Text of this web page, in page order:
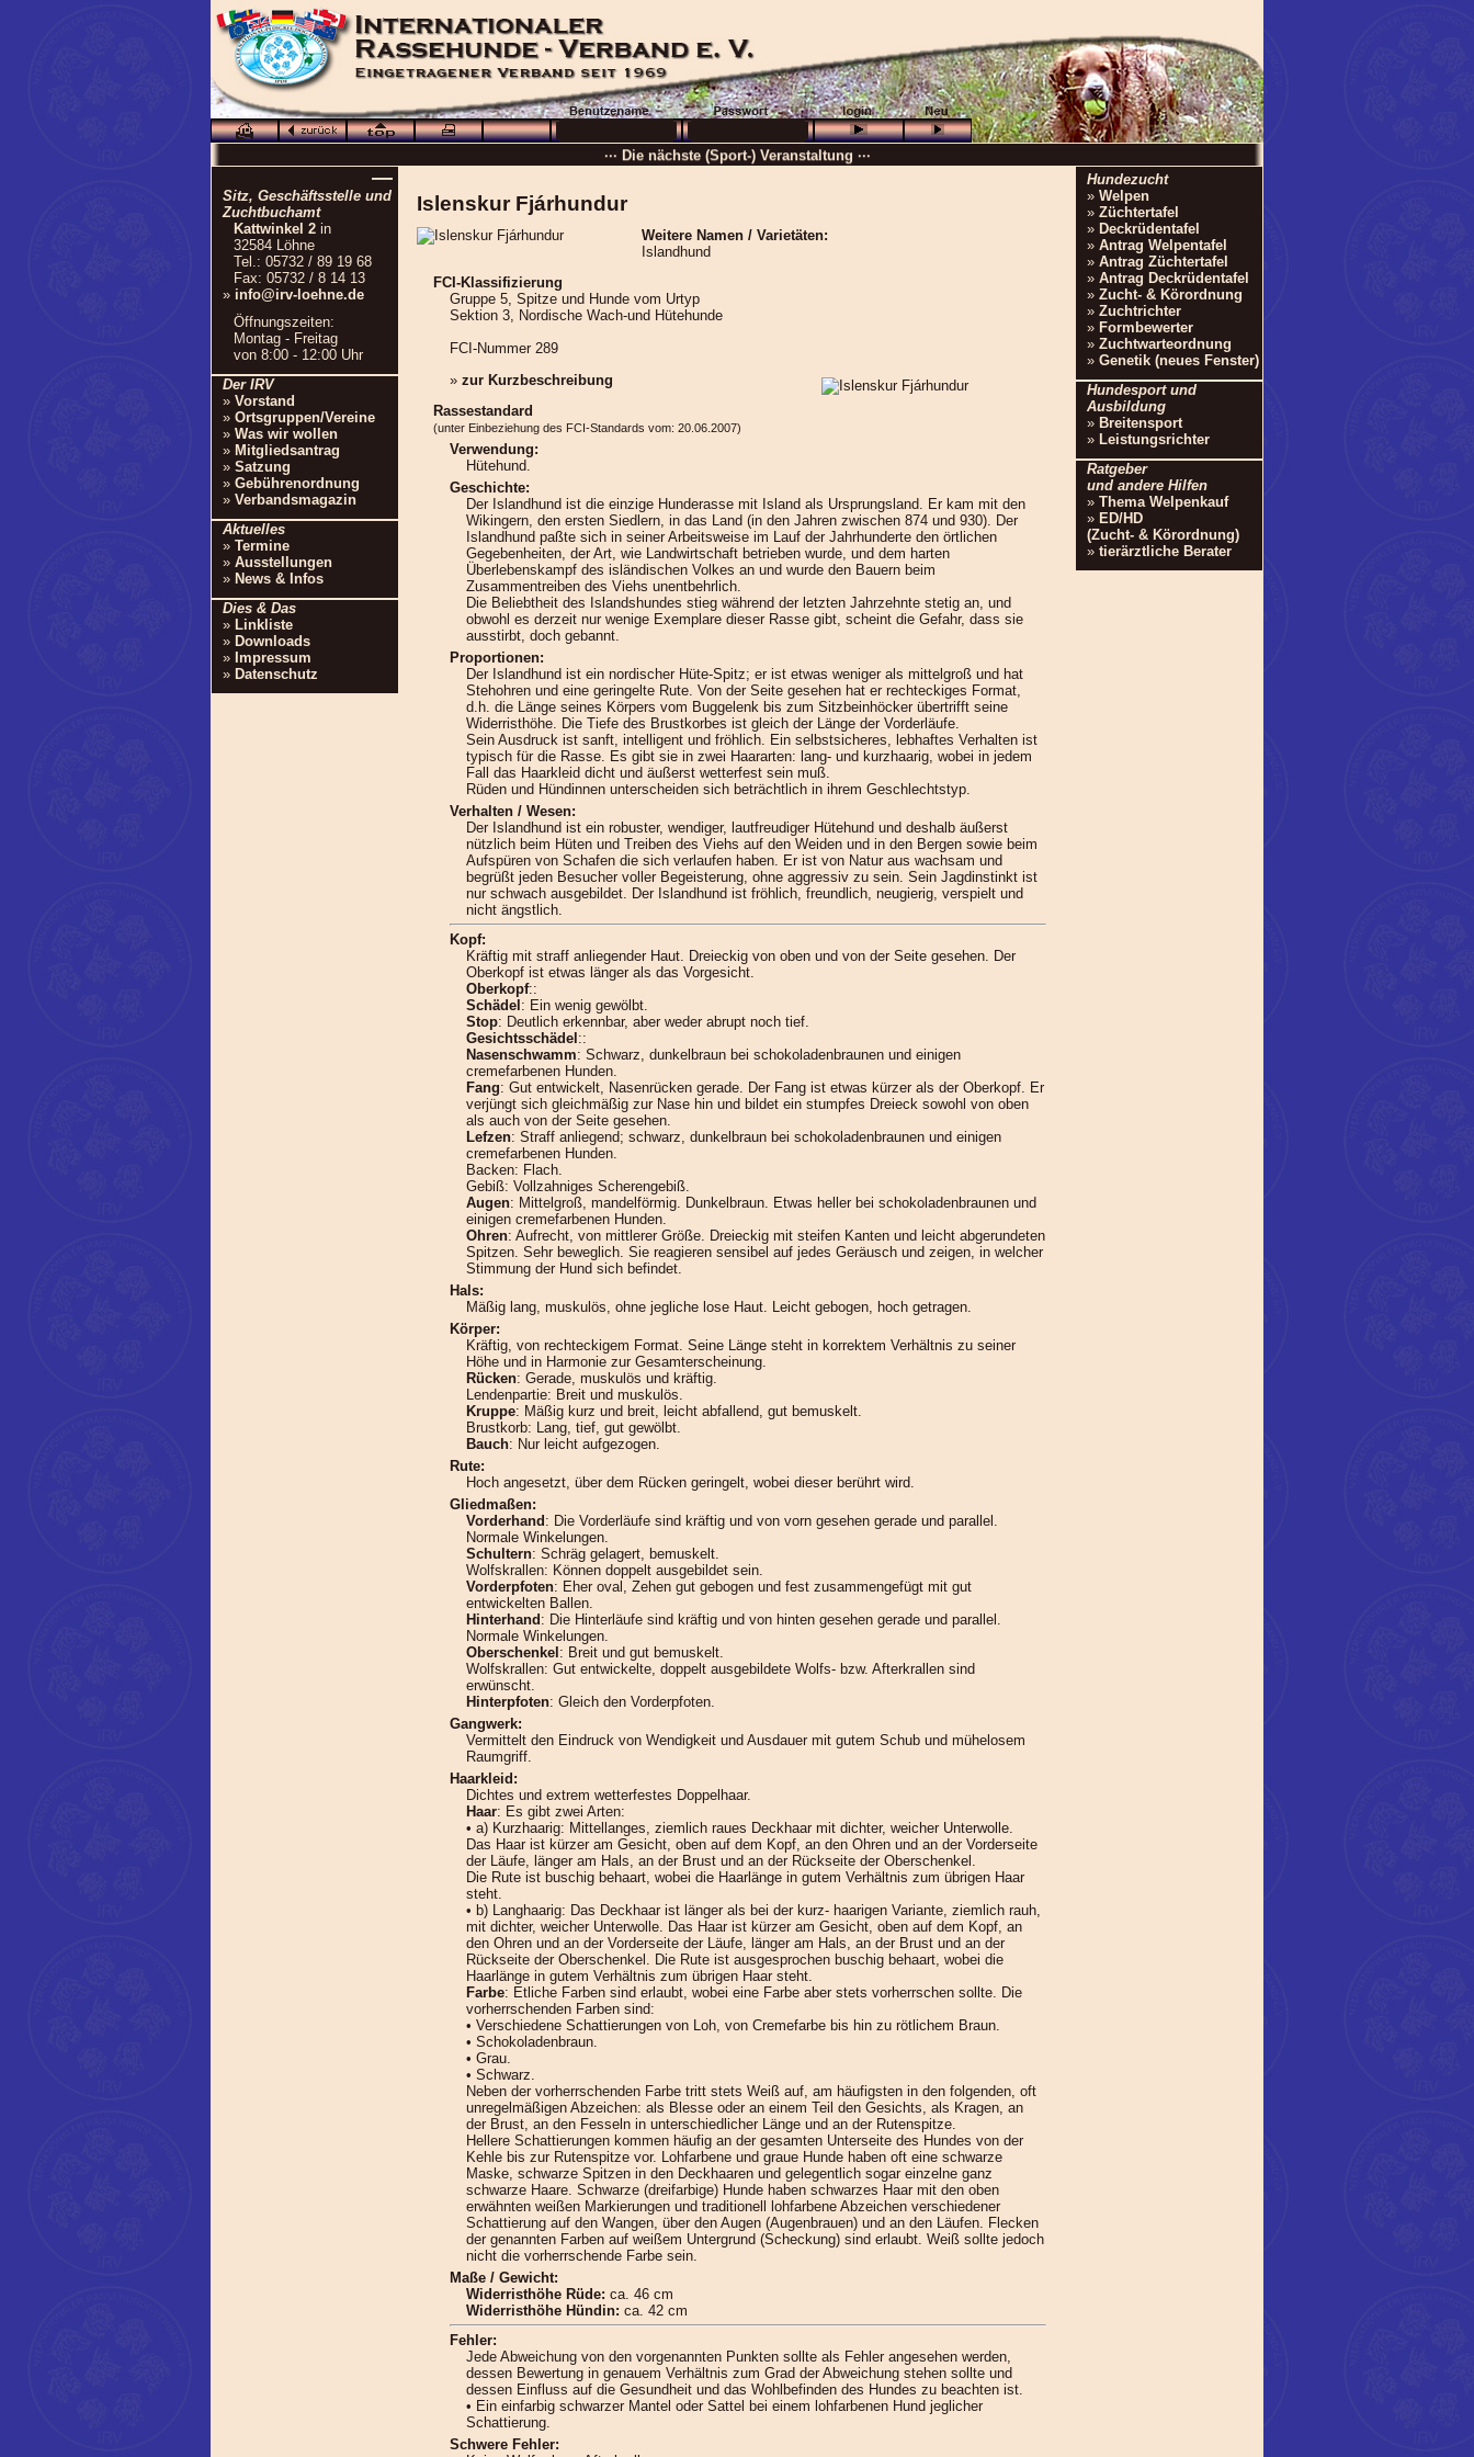
—
Sitz, Geschäftsstelle und
Zuchtbuchamt
Kattwinkel 2 in
32584 Löhne
Tel.: 05732 / 89 19 68
Fax: 05732 / 8 14 13
» info@irv-loehne.de
Öffnungszeiten:
Montag - Freitag
von 8:00 - 12:00 Uhr
Der IRV
» Vorstand
» Ortsgruppen/Vereine
» Was wir wollen
» Mitgliedsantrag
» Satzung
» Gebührenordnung
» Verbandsmagazin
Aktuelles
» Termine
» Ausstellungen
» News & Infos
Dies & Das
» Linkliste
» Downloads
» Impressum
» Datenschutz
Islenskur Fjárhundur
Weitere Namen / Varietäten:
Islandhund
FCI-Klassifizierung
Gruppe 5, Spitze und Hunde vom Urtyp
Sektion 3, Nordische Wach-und Hütehunde
FCI-Nummer 289
» zur Kurzbeschreibung
Rassestandard
(unter Einbeziehung des FCI-Standards vom: 20.06.2007)
Verwendung:
Hütehund.
Geschichte:
Der Islandhund ist die einzige Hunderasse mit Island als Ursprungsland. Er kam mit den
Wikingern, den ersten Siedlern, in das Land (in den Jahren zwischen 874 und 930). Der
Islandhund paßte sich in seiner Arbeitsweise im Lauf der Jahrhunderte den örtlichen
Gegebenheiten, der Art, wie Landwirtschaft betrieben wurde, und dem harten
Überlebenskampf des isländischen Volkes an und wurde den Bauern beim
Zusammentreiben des Viehs unentbehrlich.
Die Beliebtheit des Islandshundes stieg während der letzten Jahrzehnte stetig an, und
obwohl es derzeit nur wenige Exemplare dieser Rasse gibt, scheint die Gefahr, dass sie
ausstirbt, doch gebannt.
Proportionen:
Der Islandhund ist ein nordischer Hüte-Spitz; er ist etwas weniger als mittelgroß und hat
Stehohren und eine geringelte Rute. Von der Seite gesehen hat er rechteckiges Format,
d.h. die Länge seines Körpers vom Buggelenk bis zum Sitzbeinhöcker übertrifft seine
Widerristhöhe. Die Tiefe des Brustkorbes ist gleich der Länge der Vorderläufe.
Sein Ausdruck ist sanft, intelligent und fröhlich. Ein selbstsicheres, lebhaftes Verhalten ist
typisch für die Rasse. Es gibt sie in zwei Haararten: lang- und kurzhaarig, wobei in jedem
Fall das Haarkleid dicht und äußerst wetterfest sein muß.
Rüden und Hündinnen unterscheiden sich beträchtlich in ihrem Geschlechtstyp.
Verhalten / Wesen:
Der Islandhund ist ein robuster, wendiger, lautfreudiger Hütehund und deshalb äußerst
nützlich beim Hüten und Treiben des Viehs auf den Weiden und in den Bergen sowie beim
Aufspüren von Schafen die sich verlaufen haben. Er ist von Natur aus wachsam und
begrüßt jeden Besucher voller Begeisterung, ohne aggressiv zu sein. Sein Jagdinstinkt ist
nur schwach ausgebildet. Der Islandhund ist fröhlich, freundlich, neugierig, verspielt und
nicht ängstlich.
Kopf:
Kräftig mit straff anliegender Haut. Dreieckig von oben und von der Seite gesehen. Der
Oberkopf ist etwas länger als das Vorgesicht.
Oberkopf::
Schädel : Ein wenig gewölbt.
Stop: Deutlich erkennbar, aber weder abrupt noch tief.
Gesichtsschädel ::
Nasenschwamm: Schwarz, dunkelbraun bei schokoladenbraunen und einigen
cremefarbenen Hunden.
Fang: Gut entwickelt, Nasenrücken gerade. Der Fang ist etwas kürzer als der Oberkopf. Er
verjüngt sich gleichmäßig zur Nase hin und bildet ein stumpfes Dreieck sowohl von oben
als auch von der Seite gesehen.
Lefzen: Straff anliegend; schwarz, dunkelbraun bei schokoladenbraunen und einigen
cremefarbenen Hunden.
Backen: Flach.
Gebiß: Vollzahniges Scherengebiß.
Augen: Mittelgroß, mandelförmig. Dunkelbraun. Etwas heller bei schokoladenbraunen und
einigen cremefarbenen Hunden.
Ohren: Aufrecht, von mittlerer Größe. Dreieckig mit steifen Kanten und leicht abgerundeten
Spitzen. Sehr beweglich. Sie reagieren sensibel auf jedes Geräusch und zeigen, in welcher
Stimmung der Hund sich befindet.
Hals:
Mäßig lang, muskulös, ohne jegliche lose Haut. Leicht gebogen, hoch getragen.
Körper:
Kräftig, von rechteckigem Format. Seine Länge steht in korrektem Verhältnis zu seiner
Höhe und in Harmonie zur Gesamterscheinung.
Rücken: Gerade, muskulös und kräftig.
Lendenpartie: Breit und muskulös.
Kruppe: Mäßig kurz und breit, leicht abfallend, gut bemuskelt.
Brustkorb: Lang, tief, gut gewölbt.
Bauch: Nur leicht aufgezogen.
Rute:
Hoch angesetzt, über dem Rücken geringelt, wobei dieser berührt wird.
Gliedmaßen:
Vorderhand : Die Vorderläufe sind kräftig und von vorn gesehen gerade und parallel.
Normale Winkelungen.
Schultern: Schräg gelagert, bemuskelt.
Wolfskrallen: Können doppelt ausgebildet sein.
Vorderpfoten: Eher oval, Zehen gut gebogen und fest zusammengefügt mit gut
entwickelten Ballen.
Hinterhand : Die Hinterläufe sind kräftig und von hinten gesehen gerade und parallel.
Normale Winkelungen.
Oberschenkel : Breit und gut bemuskelt.
Wolfskrallen: Gut entwickelte, doppelt ausgebildete Wolfs- bzw. Afterkrallen sind
erwünscht.
Hinterpfoten: Gleich den Vorderpfoten.
Gangwerk:
Vermittelt den Eindruck von Wendigkeit und Ausdauer mit gutem Schub und mühelosem
Raumgriff.
Haarkleid:
Dichtes und extrem wetterfestes Doppelhaar.
Haar: Es gibt zwei Arten:
• a) Kurzhaarig: Mittellanges, ziemlich raues Deckhaar mit dichter, weicher Unterwolle.
Das Haar ist kürzer am Gesicht, oben auf dem Kopf, an den Ohren und an der Vorderseite
der Läufe, länger am Hals, an der Brust und an der Rückseite der Oberschenkel.
Die Rute ist buschig behaart, wobei die Haarlänge in gutem Verhältnis zum übrigen Haar
steht.
• b) Langhaarig: Das Deckhaar ist länger als bei der kurz- haarigen Variante, ziemlich rauh,
mit dichter, weicher Unterwolle. Das Haar ist kürzer am Gesicht, oben auf dem Kopf, an
den Ohren und an der Vorderseite der Läufe, länger am Hals, an der Brust und an der
Rückseite der Oberschenkel. Die Rute ist ausgesprochen buschig behaart, wobei die
Haarlänge in gutem Verhältnis zum übrigen Haar steht.
Farbe: Etliche Farben sind erlaubt, wobei eine Farbe aber stets vorherrschen sollte. Die
vorherrschenden Farben sind:
• Verschiedene Schattierungen von Loh, von Cremefarbe bis hin zu rötlichem Braun.
• Schokoladenbraun.
• Grau.
• Schwarz.
Neben der vorherrschenden Farbe tritt stets Weiß auf, am häufigsten in den folgenden, oft
unregelmäßigen Abzeichen: als Blesse oder an einem Teil den Gesichts, als Kragen, an
der Brust, an den Fesseln in unterschiedlicher Länge und an der Rutenspitze.
Hellere Schattierungen kommen häufig an der gesamten Unterseite des Hundes von der
Kehle bis zur Rutenspitze vor. Lohfarbene und graue Hunde haben oft eine schwarze
Maske, schwarze Spitzen in den Deckhaaren und gelegentlich sogar einzelne ganz
schwarze Haare. Schwarze (dreifarbige) Hunde haben schwarzes Haar mit den oben
erwähnten weißen Markierungen und traditionell lohfarbene Abzeichen verschiedener
Schattierung auf den Wangen, über den Augen (Augenbrauen) und an den Läufen. Flecken
der genannten Farben auf weißem Untergrund (Scheckung) sind erlaubt. Weiß sollte jedoch
nicht die vorherrschende Farbe sein.
Maße / Gewicht:
Widerristhöhe Rüde: ca. 46 cm
Widerristhöhe Hündin: ca. 42 cm
Fehler:
Jede Abweichung von den vorgenannten Punkten sollte als Fehler angesehen werden,
dessen Bewertung in genauem Verhältnis zum Grad der Abweichung stehen sollte und
dessen Einfluss auf die Gesundheit und das Wohlbefinden des Hundes zu beachten ist.
• Ein einfarbig schwarzer Mantel oder Sattel bei einem lohfarbenen Hund jeglicher
Schattierung.
Schwere Fehler:
Hundezucht
» Welpen
» Züchtertafel
» Deckrüdentafel
» Antrag Welpentafel
» Antrag Züchtertafel
» Antrag Deckrüdentafel
» Zucht- & Körordnung
» Zuchtrichter
» Formbewerter
» Zuchtwarteordnung
» Genetik (neues Fenster)
Hundesport und
Ausbildung
» Breitensport
» Leistungsrichter
Ratgeber
und andere Hilfen
» Thema Welpenkauf
» ED/HD
(Zucht- & Körordnung)
» tierärztliche Berater
··· Schön, dass Sie da sind! ···
··· Die nächste (Sport-) Veranstaltung ···
··· Besuchen Sie auch unsereOrtsgruppen und Vereine